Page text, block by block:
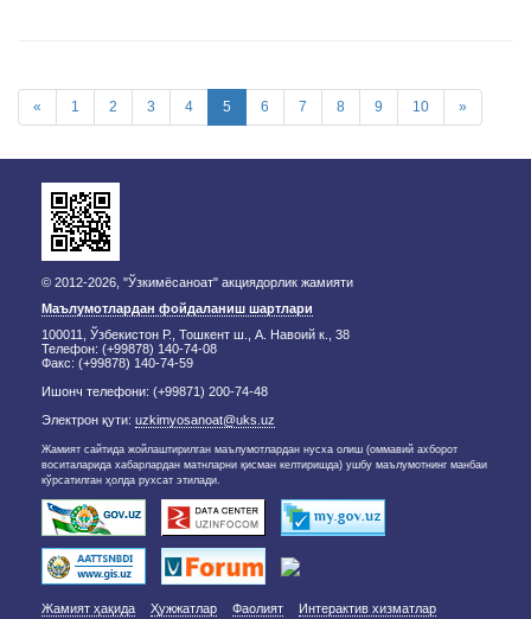
« 1 2 3 4 5 6 7 8 9 10 »
© 2012-2026, "Ўзкимёсаноат" акциядорлик жамияти
Маълумотлардан фойдаланиш шартлари
100011, Ўзбекистон Р., Тошкент ш., А. Навоий к., 38
Телефон: (+99878) 140-74-08
Факс: (+99878) 140-74-59
Ишонч телефони: (+99871) 200-74-48
Электрон қути: uzkimyosanoat@uks.uz
Жамият сайтида жойлаштирилган маълумотлардан нусха олиш (оммавий ахборот
воситаларида хабарлардан матнларни қисман келтиришда) ушбу маълумотнинг манбаи
кўрсатилган ҳолда рухсат этилади.
Жамият ҳақида Ҳужжатлар Фаолият Интерактив хизматлар